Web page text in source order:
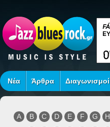
Νέα Άρθρα Διαγωνισμοί
A B C D E F G H